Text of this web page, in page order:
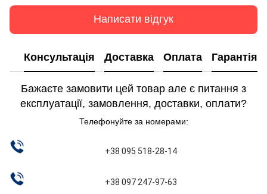
Написати відгук
Консультація Доставка Оплата Гарантія
Бажаєте замовити цей товар але є питання з
експлуатації, замовлення, доставки, оплати?
Телефонуйте за номерами:
+38 095 518-28-14
+38 097 247-97-63